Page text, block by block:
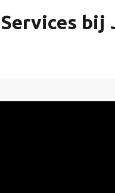
bij